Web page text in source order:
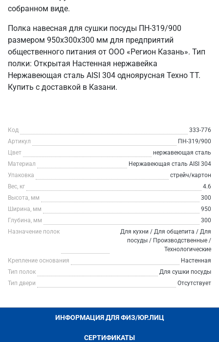
собранном виде.
Полка навесная для сушки посуды ПН-319/900
размером 950х300х300 мм для предприятий
общественного питания от ООО «Регион Казань». Тип
полки: Открытая Настенная нержавейка
Нержавеющая сталь AISI 304 одноярусная Техно ТТ.
Купить с доставкой в Казани.
Код
333-776
Артикул
ПН-319/900
Цвет
нержавеющая сталь
Материал
Нержавеющая сталь AISI 304
Упаковка
стрейч/картон
Вес, кг
4.6
Высота, мм
300
Ширина, мм
950
Глубина, мм
300
Назначение полок
Для кухни / Для общепита / Для
посуды / Производственные /
Технологические
Крепление основания
Настенная
Тип полок
Для сушки посуды
Тип двери
Отсутствует
ИНФОРМАЦИЯ ДЛЯ ФИЗ/ЮР.ЛИЦ
СЕРТИФИКАТЫ